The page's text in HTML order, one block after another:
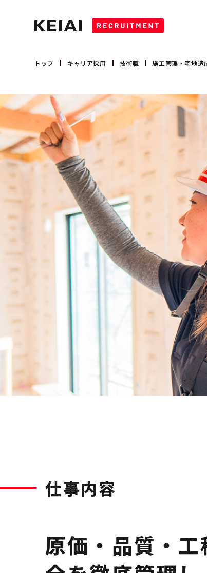
キャリア採用
営業職
募集要項
大卒 採用
大卒 インターンシップ
高卒 採用
会社を知る
会社概要
事業領域
トップメッセージ
数字で見るケイアイ
トップ キャリア採用 技術職 施工管理・宅地造
仕事内容
原価・品質・工